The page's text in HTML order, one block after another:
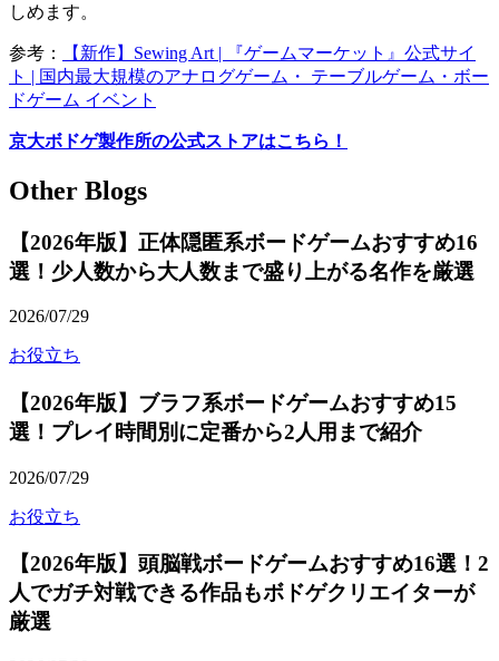
しめます。
参考：
【新作】Sewing Art | 『ゲームマーケット』公式サイ
ト | 国内最大規模のアナログゲーム・ テーブルゲーム・ボー
ドゲーム イベント
京大ボドゲ製作所の公式ストアはこちら！
Other Blogs
【2026年版】正体隠匿系ボードゲームおすすめ16
選！少人数から大人数まで盛り上がる名作を厳選
2026/07/29
お役立ち
【2026年版】ブラフ系ボードゲームおすすめ15
選！プレイ時間別に定番から2人用まで紹介
2026/07/29
お役立ち
【2026年版】頭脳戦ボードゲームおすすめ16選！2
人でガチ対戦できる作品もボドゲクリエイターが
厳選